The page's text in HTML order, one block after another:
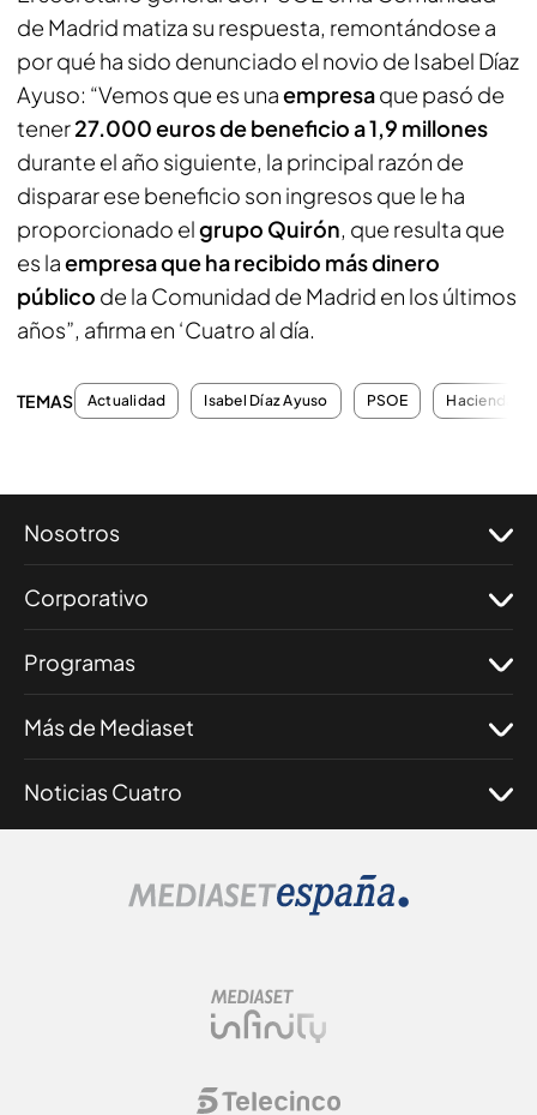
de Madrid matiza su respuesta, remontándose a
por qué ha sido denunciado el novio de Isabel Díaz
Ayuso: “Vemos que es unaempresaque pasó de
tener27.000 euros de beneficio a 1,9 millones
durante el año siguiente, la principal razón de
disparar ese beneficio son ingresos que le ha
proporcionado elgrupo Quirón, que resulta que
es laempresa que ha recibido más dinero
público de la Comunidad de Madrid en los últimos
años”, afirma en ‘Cuatro al día.
TEMAS Actualidad Isabel Díaz Ayuso PSOE Hacienda
Nosotros
Corporativo
Programas
Más de Mediaset
Noticias Cuatro